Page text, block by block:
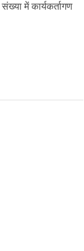
में कार्यकर्तागण